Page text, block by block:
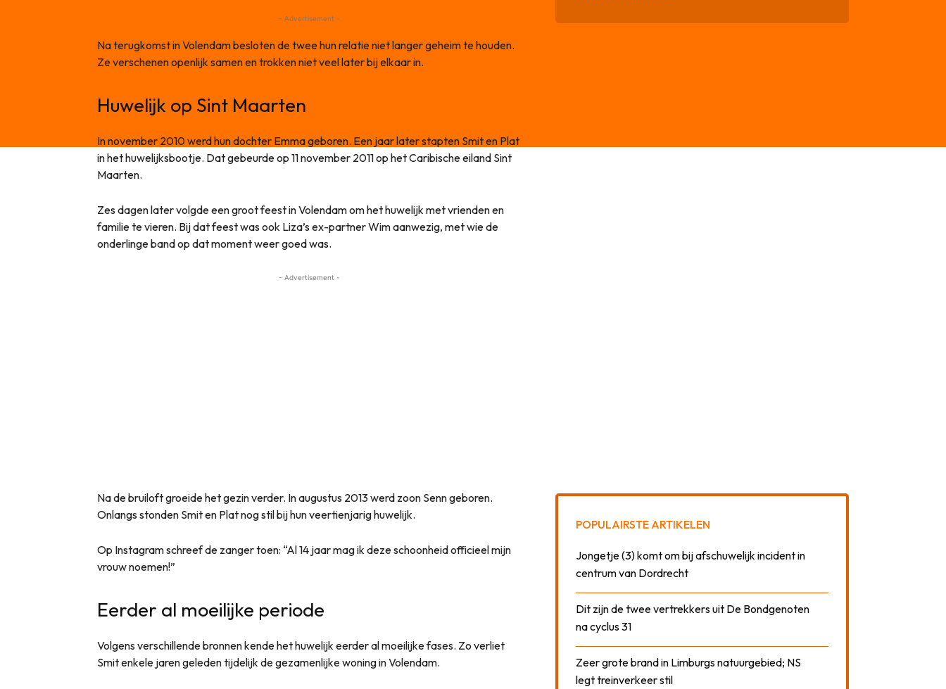
- Advertisement -
Na terugkomst in Volendam besloten de twee hun relatie niet langer geheim te houden.
Ze verschenen openlijk samen en trokken niet veel later bij elkaar in.
Huwelijk op Sint Maarten
In november 2010 werd hun dochter Emma geboren. Een jaar later stapten Smit en Plat
in het huwelijksbootje. Dat gebeurde op 11 november 2011 op het Caribische eiland Sint
Maarten.
Zes dagen later volgde een groot feest in Volendam om het huwelijk met vrienden en
familie te vieren. Bij dat feest was ook Liza’s ex-partner Wim aanwezig, met wie de
onderlinge band op dat moment weer goed was.
- Advertisement -
Na de bruiloft groeide het gezin verder. In augustus 2013 werd zoon Senn geboren.
Onlangs stonden Smit en Plat nog stil bij hun veertienjarig huwelijk.
Op Instagram schreef de zanger toen: “Al 14 jaar mag ik deze schoonheid officieel mijn
vrouw noemen!”
Eerder al moeilijke periode
Volgens verschillende bronnen kende het huwelijk eerder al moeilijke fases. Zo verliet
Smit enkele jaren geleden tijdelijk de gezamenlijke woning in Volendam.
POPULAIRSTE ARTIKELEN
Jongetje (3) komt om bij afschuwelijk incident in
centrum van Dordrecht
Dit zijn de twee vertrekkers uit De Bondgenoten
na cyclus 31
Zeer grote brand in Limburgs natuurgebied; NS
legt treinverkeer stil